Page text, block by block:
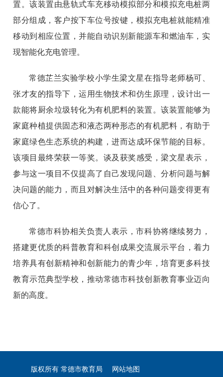
置。该装置由悬轨式车充移动模拟部分和模拟充电桩两
部分组成，客户按下车位号按键，模拟充电桩就能精准
移动到相应位置，并能自动识别新能源车和燃油车，实
现智能化充电管理。
常德芷兰实验学校小学生梁文星在指导老师杨可、
张才友的指导下，运用生物技术和仿生原理，设计出一
款能将厨余垃圾转化为有机肥料的装置。该装置能够为
家庭种植提供固态和液态两种形态的有机肥料，有助于
家庭绿色生态系统的构建，进而达成环保节能的目标。
该项目最终荣获一等奖。谈及获奖感受，梁文星表示，
参与这一项目不仅提高了自己发现问题、分析问题与解
决问题的能力，而且对解决生活中的各种问题变得更有
信心了。
常德市科协相关负责人表示，市科协将继续努力，
搭建更优质的科普教育和科创成果交流展示平台，着力
培养具有创新精神和创新能力的青少年，培育更多科技
教育示范典型学校，推动常德市科技创新教育事业迈向
新的高度。
版权所有 常德市教育局 网站地图